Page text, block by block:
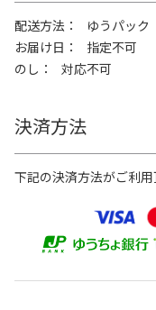
配送方法
ゆうパック
お届け日
指定不可
のし
対応不可
決済方法
下記の決済方法がご利用